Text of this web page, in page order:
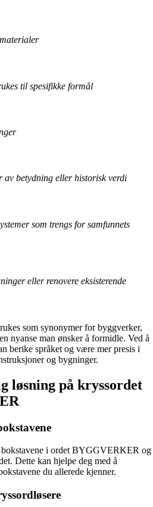
til spesifikke formål
av betydning eller historisk verdi
som trengs for samfunnets
eller renovere eksisterende
som synonymer for byggverker,
nyanse man ønsker å formidle. Ved å
berike språket og være mer presis i
og bygninger.
løsning på kryssordet
bokstavene i ordet BYGGVERKER og
Dette kan hjelpe deg med å
du allerede kjenner.